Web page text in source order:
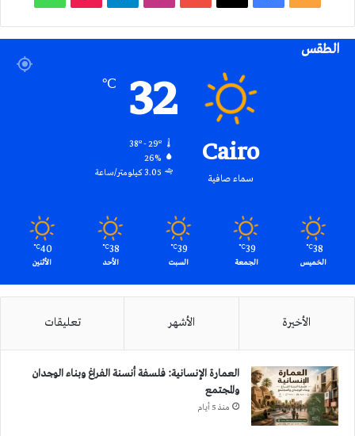
الموقع
الطقس
Cairo
سماء صافية
32
℃
38º - 29º
26%
3.05 كيلومتر/ساعة
38
℃
الخميس
39
℃
الجمعة
39
℃
السبت
38
℃
الأحد
40
℃
الأثنين
الأخيرة الأشهر تعليقات
العمارة الإنسانية: فلسفة أنسنة الفراغ وبناء الوجدان
والمجتمع
منذ 5 أيام